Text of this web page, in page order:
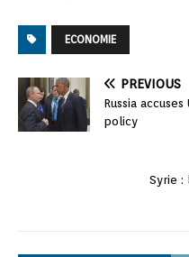
ECONOMIE
PREVIOUS
Russia
policy
Syrie :